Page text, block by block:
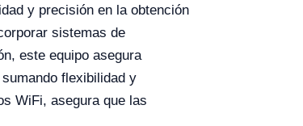
y precisión en la obtención
sistemas de
este equipo asegura
flexibilidad y
WiFi, asegura que las